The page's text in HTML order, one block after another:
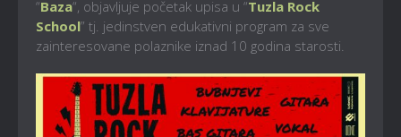
“Baza“, objavljuje početak upisa u “Tuzla Rock
School” tj. jedinstven edukativni program za sve
zainteresovane polaznike iznad 10 godina starosti.